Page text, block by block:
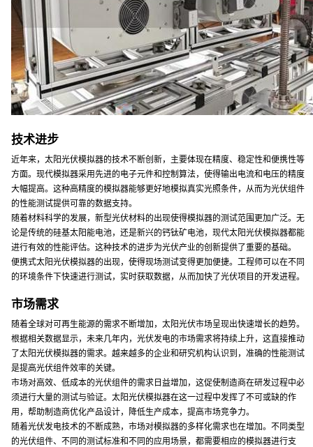
技术进步
近年来，太阳光伏模拟器的技术不断创新，主要体现在精度、稳定性和便携性等
方面。现代模拟器采用先进的电子元件和控制算法，使得输出电流和电压的精度
大幅提高。这种高精度的模拟器能够更好地模拟真实光照条件，从而为光伏组件
的性能测试提供可靠的数据支持。
随着材料科学的发展，新型光伏材料的出现使得模拟器的测试范围更加广泛。无
论是传统的硅基太阳能电池，还是新兴的钙钛矿电池，现代太阳光伏模拟器都能
进行有效的性能评估。这种技术的进步为光伏产业的创新提供了重要的基础。
便携式太阳光伏模拟器的出现，使得现场测试变得更加便捷。工程师可以在不同
的环境条件下快速进行测试，实时获取数据，从而加快了光伏项目的开发进程。
市场需求
随着全球对可再生能源的需求不断增加，太阳光伏市场呈现出快速增长的趋势。
根据相关数据显示，未来几年内，光伏发电的市场需求将持续上升，这直接推动
了太阳光伏模拟器的需求。越来越多的企业和研究机构认识到，准确的性能测试
是提高光伏组件效率的关键。
市场对高效、低成本的光伏组件的需求日益增加，这促使制造商在研发过程中必
须进行大量的测试与验证。太阳光伏模拟器在这一过程中发挥了不可或缺的作
用，帮助制造商优化产品设计，降低生产成本，提高市场竞争力。
随着光伏发电技术的不断成熟，市场对模拟器的多样化需求也在增加。不同类型
的光伏组件、不同的测试标准和不同的应用场景，都需要相应的模拟器进行支